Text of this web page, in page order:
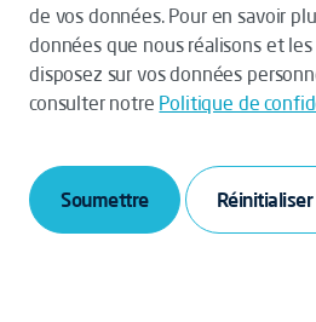
de vos données. Pour en savoir
données que nous réalisons et
disposez sur vos données
consulter notre Politique de
Soumettre